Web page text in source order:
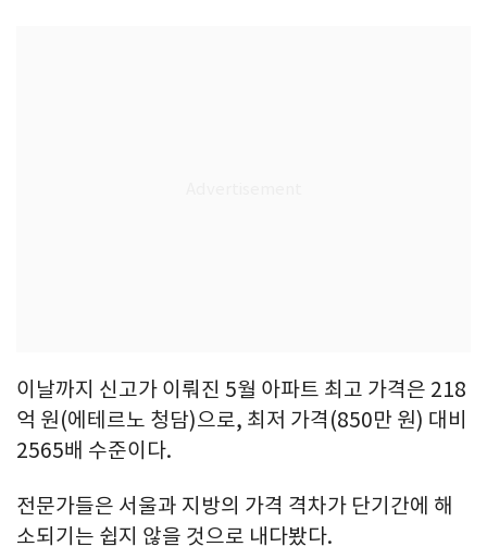
이날까지 신고가 이뤄진 5월 아파트 최고 가격은 218
억 원(에테르노 청담)으로, 최저 가격(850만 원) 대비
2565배 수준이다.
전문가들은 서울과 지방의 가격 격차가 단기간에 해
소되기는 쉽지 않을 것으로 내다봤다.